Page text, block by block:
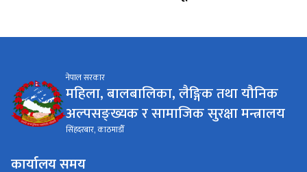
महिला, बालबालिका, लैङ्गिक तथा यौनिक
अल्पसङ्ख्यक र सामाजिक सुरक्षा मन्त्रालय
सिंहदरबार, काठमाडौँ
कार्यालय समय